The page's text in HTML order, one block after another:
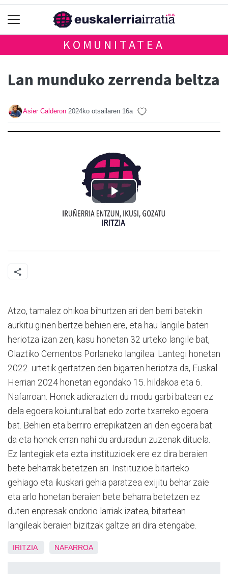
KOMUNITATEA
Lan munduko zerrenda beltza
Asier Calderon 2024ko otsailaren 16a
Atzo, tamalez ohikoa bihurtzen ari den berri batekin
aurkitu ginen bertze behien ere, eta hau langile baten
heriotza izan zen, kasu honetan 32 urteko langile bat,
Olaztiko Cementos Porlaneko langilea. Lantegi honetan
2022. urtetik gertatzen den bigarren heriotza da, Euskal
Herrian 2024 honetan egondako 15. hildakoa eta 6.
Nafarroan. Honek adierazten du modu garbi batean ez
dela egoera koiuntural bat edo zorte txarreko egoera
bat. Behien eta berriro errepikatzen ari den egoera bat
da eta honek erran nahi du arduradun zuzenak dituela.
Ez lantegiak eta ezta instituzioek ere ez dira beraien
bete beharrak betetzen ari. Instituzioe bitarteko
gehiago eta ikuskari gehia paratzea exijitu behar zaie
eta arlo honetan beraien bete beharra betetzen ez
duten enpresak ondorio larriak izatea, bitartean
langileak beraien bizitzak galtze ari dira etengabe.
IRITZIA NAFARROA